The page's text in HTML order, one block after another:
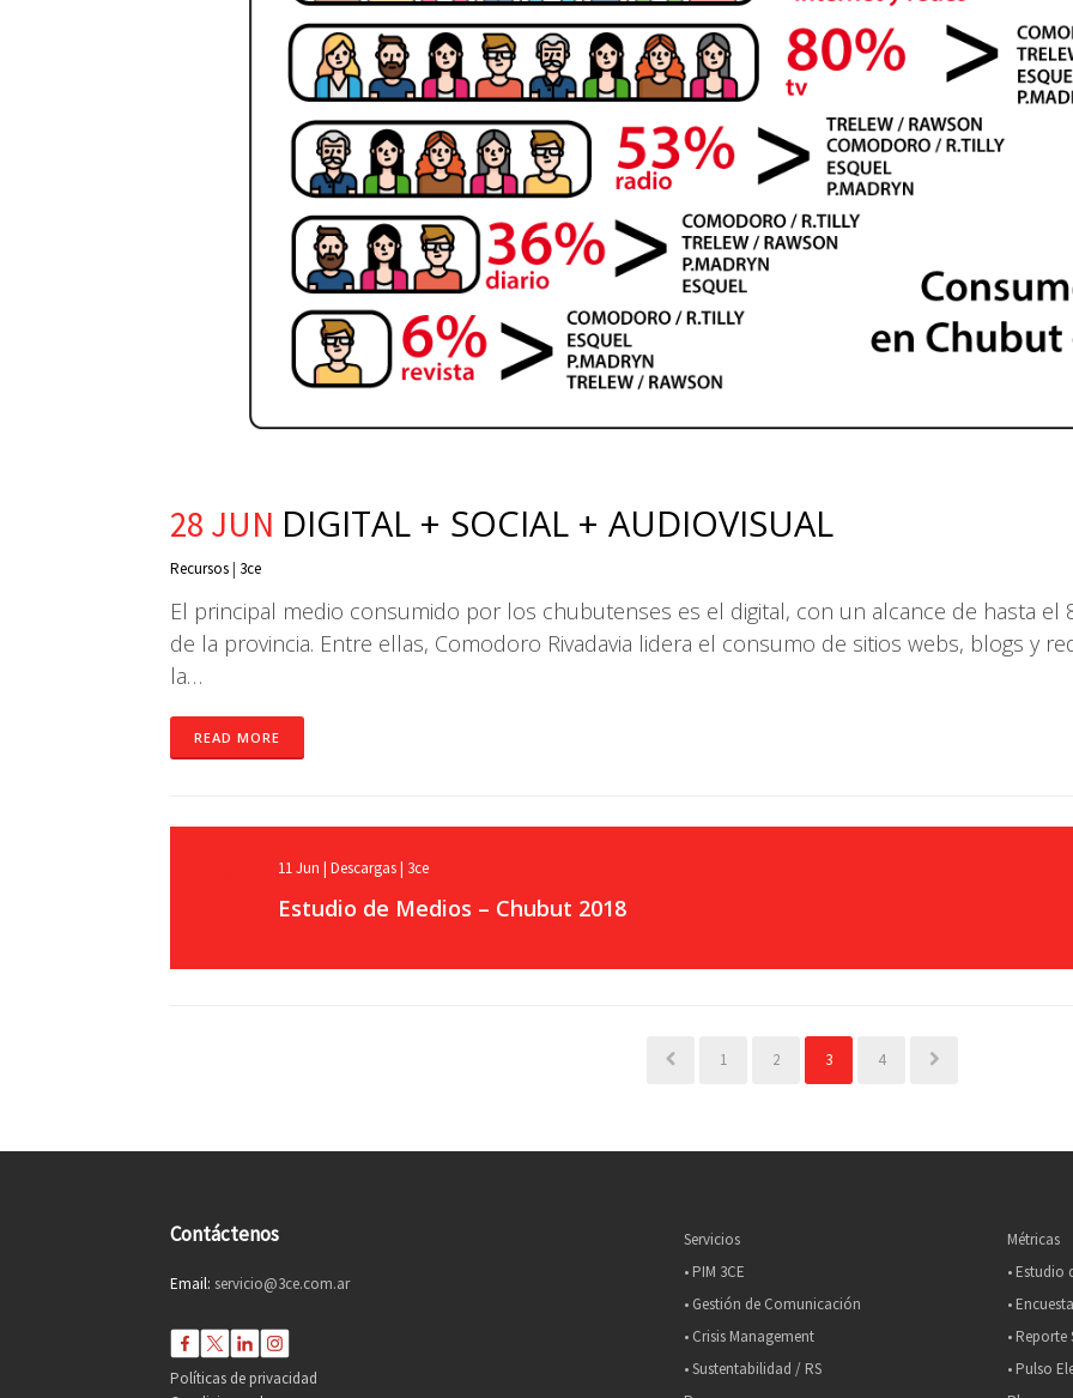
28 JUN DIGITAL + SOCIAL + AUDIOVISUAL
Recursos| 3ce
El principal medio consumido por los chubutenses es el digital, con un alcance de hasta el
de la provincia. Entre ellas, Comodoro Rivadavia lidera el consumo de sitios webs, blogs y
la…
READ MORE
11Jun | Descargas| 3ce
Estudio de Medios – Chubut 2018
1 2 3 4
Contáctenos
Email: servicio@3ce.com.ar
Políticas de privacidad
Servicios
• PIM 3CE
• Gestión de Comunicación
• Crisis Management
• Sustentabilidad / RS
Métricas
• Estudio
•
• Reporte
• Pulso